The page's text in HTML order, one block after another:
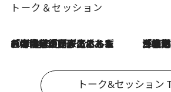
トーク＆セッション
2026.8.3
「今後値上げがあるとすれば…」「リスクがあるのは今年の冬」エネルギー専門家が語る、ホルムズ海峡封鎖が家庭にもたらす“ある心配” 「住宅建てられない…」「サーチャージ料の高値が続いてい
トーク&セッション